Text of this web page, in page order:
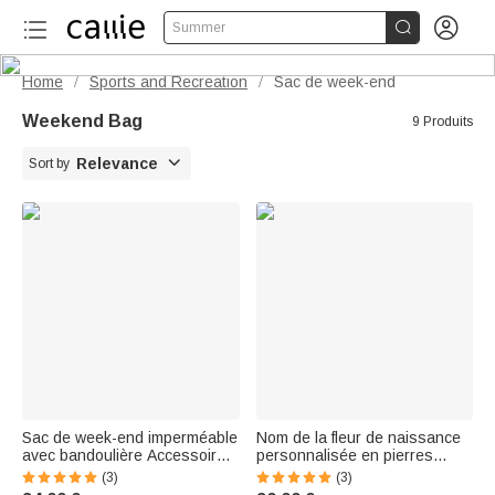
Summer  
Home / Sports and Recreation / Sac de week-end
Weekend Bag 9 Produits
Sort by Relevance 
Sac de week-end imperméable
avec bandoulière Accessoires
de voyage Cadeau
d'anniversaire pour les
(3)
Nom de la fleur de naissance
personnalisée en pierres
précieuses Sac de week-end
imperméable avec bandoulière
(3)